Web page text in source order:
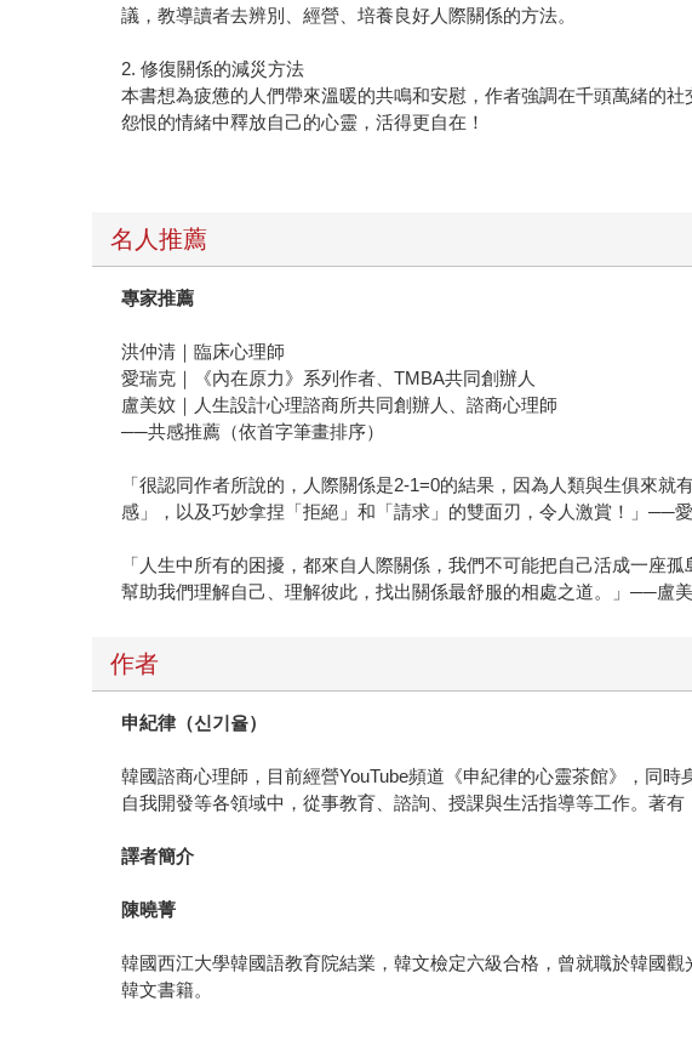
議，教導讀者去辨別、經營、培養良好人際關係的方法。
2. 修復關係的減災方法
本書想為疲憊的人們帶來溫暖的共鳴和安慰，作者強調在千頭萬緒的
怨恨的情緒中釋放自己的心靈，活得更自在！
名人推薦
專家推薦
洪仲清｜臨床心理師
愛瑞克｜《內在原力》系列作者、TMBA共同創辦人
盧美妏｜人生設計心理諮商所共同創辦人、諮商心理師
──共感推薦（依首字筆畫排序）
「很認同作者所說的，人際關係是2-1=0的結果，因為人類與生俱來
感」，以及巧妙拿捏「拒絕」和「請求」的雙面刃，令人激賞！」──
「人生中所有的困擾，都來自人際關係，我們不可能把自己活成一座
幫助我們理解自己、理解彼此，找出關係最舒服的相處之道。」──盧
作者
申紀律（신기율）
韓國諮商心理師，目前經營YouTube頻道《申紀律的心靈茶館》，同
自我開發等各領域中，從事教育、諮詢、授課與生活指導等工作。著
譯者簡介
陳曉菁
韓國西江大學韓國語教育院結業，韓文檢定六級合格，曾就職於韓國
韓文書籍。